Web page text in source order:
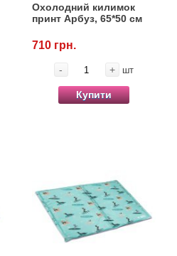
Охолодний килимок
принт Арбуз, 65*50 см
710 грн.
- + шт
Купити